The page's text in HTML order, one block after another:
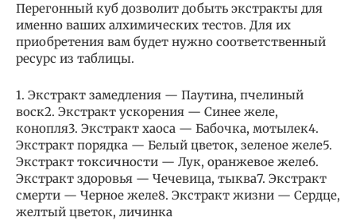
Перегонный куб дозволит добыть экстракты для
именно ваших алхимических тестов. Для их
приобретения вам будет нужно соответственный
ресурс из таблицы.
1. Экстракт замедления — Паутина, пчелиный
воск2. Экстракт ускорения — Синее желе,
конопля3. Экстракт хаоса — Бабочка, мотылек4.
Экстракт порядка — Белый цветок, зеленое желе5.
Экстракт токсичности — Лук, оранжевое желе6.
Экстракт здоровья — Чечевица, тыква7. Экстракт
смерти — Черное желе8. Экстракт жизни — Сердце,
желтый цветок, личинка